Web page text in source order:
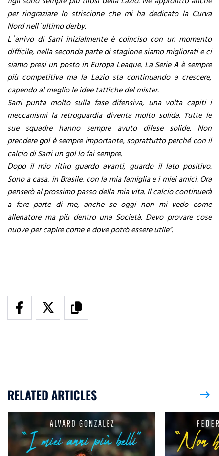
per ringraziare lo striscione che mi ha dedicato la Curva
Nord nell`ultimo derby.
L`arrivo di Sarri inizialmente è coinciso con un momento
difficile, nella seconda parte di stagione siamo migliorati e ci
siamo presi un posto in Europa League. La Serie A è sempre
più competitiva ma la Lazio sta continuando a crescere,
capendo al meglio le idee tattiche del mister.
Sarri punta molto sulla fase difensiva, una volta capiti i
meccanismi la retroguardia diventa molto solida. Tutte le
sue squadre hanno sempre avuto difese solide. Non
prendere gol è sempre importante, soprattutto perché con il
calcio di Sarri un gol lo fai sempre.
Dopo il mio ritiro guardo avanti, guardo il lato positivo.
Sono a casa, in Brasile, con la mia famiglia e i miei amici. Ora
penserò al prossimo passo della mia vita. Il calcio continuerà
a fare parte di me, anche se oggi non mi vedo come
allenatore ma più dentro una Società. Devo provare cose
nuove per capire come e dove potrò essere utile".
RELATED ARTICLES east